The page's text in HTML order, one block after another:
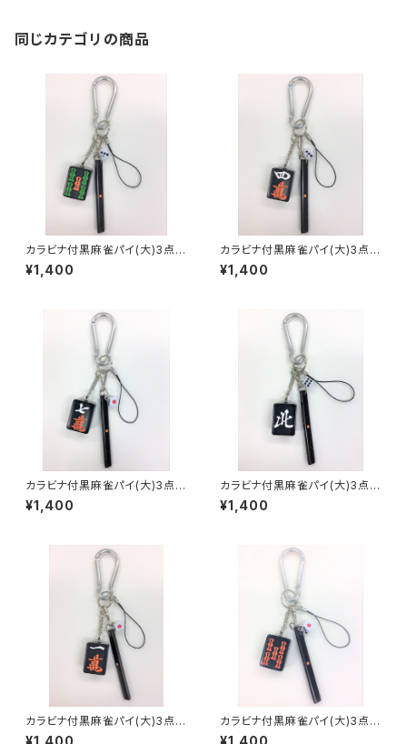
同じカテゴリの商品
カラビナ付黒麻雀パイ(大)3点セ
ット キーホルダー【ウーソー】
¥1,400
カラビナ付黒麻雀パイ(大)3点セ
ット キーホルダー【スーマン】
¥1,400
カラビナ付黒麻雀パイ(大)3点セ
ット キーホルダー【チーマン】
¥1,400
カラビナ付黒麻雀パイ(大)3点セ
ット キーホルダー【北】
¥1,400
カラビナ付黒麻雀パイ(大)3点セ
ット キーホルダー【イーマン】
¥1,400
カラビナ付黒麻雀パイ(大)3点セ
ット キーホルダー【赤ウーソー】
¥1,400